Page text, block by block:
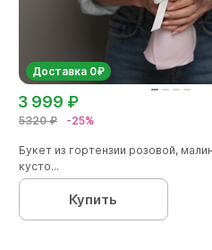
Доставка 0₽
5320 ₽ -25%
3 999 ₽
Букет из гортензии розовой,
кусто...
Купить